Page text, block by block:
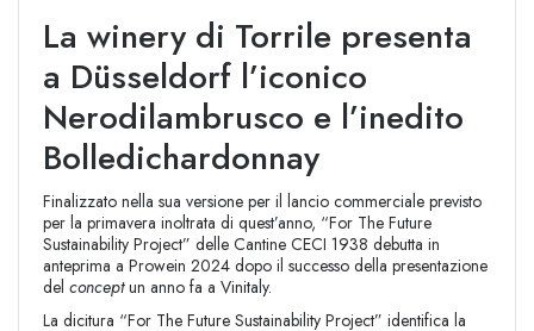
La winery di Torrile presenta
a Düsseldorf l’iconico
Nerodilambrusco e l’inedito
Bolledichardonnay
Finalizzato nella sua versione per il lancio commerciale previsto
per la primavera inoltrata di quest’anno, “For The Future
Sustainability Project” delle Cantine CECI 1938 debutta in
anteprima a Prowein 2024 dopo il successo della presentazione
del concept un anno fa a Vinitaly.
La dicitura “For The Future Sustainability Project” identifica la